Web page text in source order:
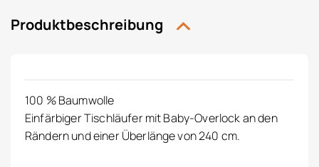
Produktbeschreibung
100 % Baumwolle
Einfärbiger Tischläufer mit Baby-Overlock an den
Rändern und einer Überlänge von 240 cm.